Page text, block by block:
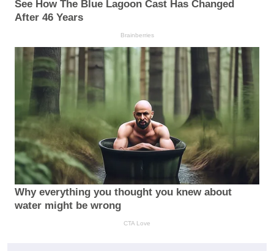
See How The Blue Lagoon Cast Has Changed
After 46 Years
Brainberries
Why everything you thought you knew about
water might be wrong
CTA Love